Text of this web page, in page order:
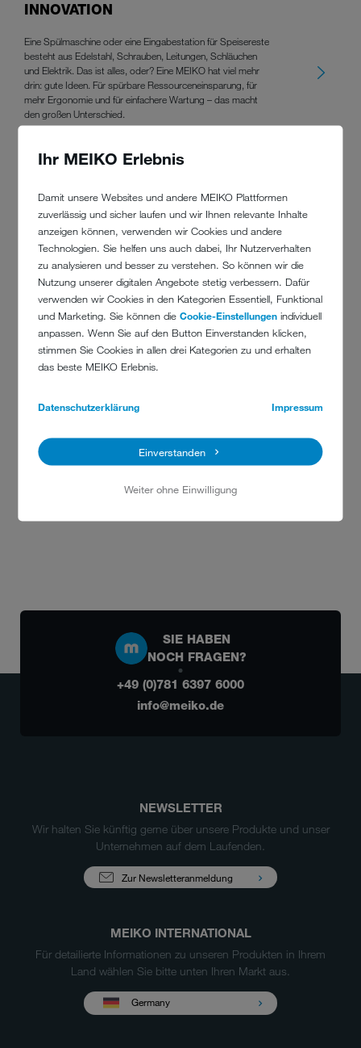
Ihr MEIKO Erlebnis
Damit unsere Websites und andere MEIKO Plattformen
zuverlässig und sicher laufen und wir Ihnen relevante Inhalte
anzeigen können, verwenden wir Cookies und andere
Technologien. Sie helfen uns auch dabei, Ihr Nutzerverhalten
zu analysieren und besser zu verstehen. So können wir die
Nutzung unserer digitalen Angebote stetig verbessern. Dafür
verwenden wir Cookies in den Kategorien Essentiell, Funktional
und Marketing. Sie können dieCookie-Einstellungen individuell
anpassen. Wenn Sie auf den Button Einverstanden klicken,
stimmen Sie Cookies in allen drei Kategorien zu und erhalten
das beste MEIKO Erlebnis.
Datenschutzerklärung Impressum
Einverstanden
Weiter ohne Einwilligung
INNOVATION
Eine Spülmaschine oder eine Eingabestation für Speisereste
besteht aus Edelstahl, Schrauben, Leitungen, Schläuchen
und Elektrik. Das ist alles, oder? Eine MEIKO hat viel mehr
drin: gute Ideen. Für spürbare Ressourceneinsparung, für
mehr Ergonomie und für einfachere Wartung – das macht
den großen Unterschied.
QUALITÄT
Wenn es richtig sauber und wirtschaftlich ist, dann ist es
MEIKO. Dazu gehören solide Technik, robuste Materialien
und intelligente Funktion, die reinigt und zugleich Ressourcen
spart. Und Teams, die auf eines spezialisiert sind: unbedingte
Qualität.
Details anzeigen
Planeten!"
SIE HABEN
NOCH FRAGEN?
+49 (0)781 6397 6000
info@meiko.de
NEWSLETTER
Wir halten Sie künftig gerne über unsere Produkte und unser
Unternehmen auf dem Laufenden.
Zur Newsletteranmeldung
MEIKO INTERNATIONAL
Für detailierte Informationen zu unseren Produkten in Ihrem
Land wählen Sie bitte unten Ihren Markt aus.
Germany